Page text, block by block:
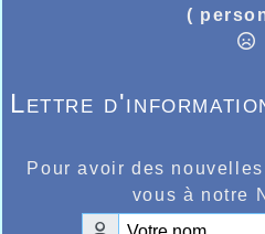
(
Lettre
Pour avoir des
vous à notre